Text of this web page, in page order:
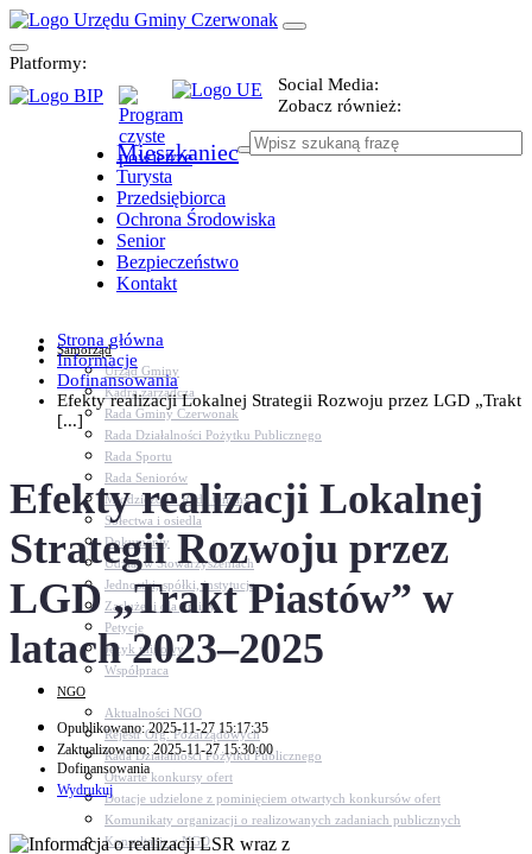
Platformy:
Social Media:
Zobacz również:
Mieszkaniec
Turysta
Przedsiębiorca
Ochrona Środowiska
Senior
Bezpieczeństwo
Kontakt
Samorząd
Urząd Gminy
Kadra zarządcza
Rada Gminy Czerwonak
Rada Działalności Pożytku Publicznego
Rada Sportu
Rada Seniorów
Młodzieżowa Rada Gminy
Sołectwa i osiedla
Dokumenty
Udział w Stowarzyszeniach
Jednostki, spółki, instytucje
Zasłużeni dla gminy
Petycje
Język migowy
Współpraca
NGO
Aktualności NGO
Rejestr Org. Pozarządowych
Rada Działalności Pożytku Publicznego
Otwarte konkursy ofert
Dotacje udzielone z pominięciem otwartych konkursów ofert
Komunikaty organizacji o realizowanych zadaniach publicznych
Konsultacje z NGO
Strona główna
Informacje
Dofinansowania
Efekty realizacji Lokalnej Strategii Rozwoju przez LGD „Trakt
[...]
Efekty realizacji Lokalnej
Strategii Rozwoju przez
LGD „Trakt Piastów” w
latach 2023–2025
Opublikowano: 2025-11-27 15:17:35
Zaktualizowano: 2025-11-27 15:30:00
Dofinansowania
Wydrukuj